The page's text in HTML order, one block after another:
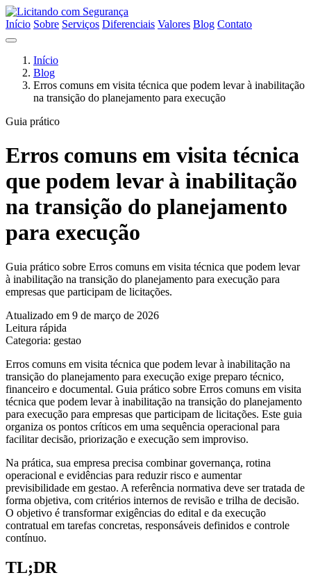
Início Sobre Serviços Diferenciais Valores Blog Contato
Início
Blog
Erros comuns em visita técnica que podem levar à inabilitação
na transição do planejamento para execução
Guia prático
Erros comuns em visita técnica
que podem levar à inabilitação
na transição do planejamento
para execução
Guia prático sobre Erros comuns em visita técnica que podem levar
à inabilitação na transição do planejamento para execução para
empresas que participam de licitações.
Atualizado em 9 de março de 2026
Leitura rápida
Categoria: gestao
Erros comuns em visita técnica que podem levar à inabilitação na
transição do planejamento para execução exige preparo técnico,
financeiro e documental. Guia prático sobre Erros comuns em visita
técnica que podem levar à inabilitação na transição do planejamento
para execução para empresas que participam de licitações. Este guia
organiza os pontos críticos em uma sequência operacional para
facilitar decisão, priorização e execução sem improviso.
Na prática, sua empresa precisa combinar governança, rotina
operacional e evidências para reduzir risco e aumentar
previsibilidade em gestao. A referência normativa deve ser tratada de
forma objetiva, com critérios internos de revisão e trilha de decisão.
O objetivo é transformar exigências do edital e da execução
contratual em tarefas concretas, responsáveis definidos e controle
contínuo.
TL;DR